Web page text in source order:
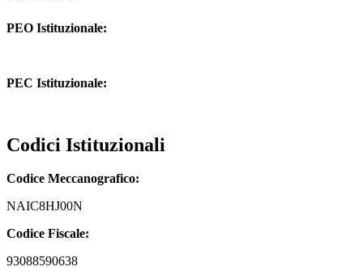
PEO Istituzionale:
PEC Istituzionale:
Codici Istituzionali
Codice Meccanografico:
NAIC8HJ00N
Codice Fiscale:
93088590638